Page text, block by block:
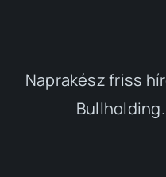
Naprakész friss